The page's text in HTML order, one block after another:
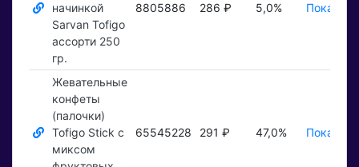
начинкой
Sarvan Tofigo
ассорти 250
гр.
8805886 286 ₽ 5,0%
Жевательные
конфеты
(палочки)
Tofigo Stick с
миксом
65545228 291 ₽ 47,0%